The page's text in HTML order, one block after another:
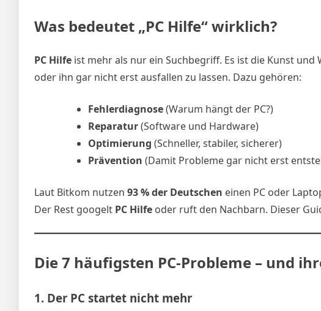
Was bedeutet „PC Hilfe“ wirklich?
PC Hilfe ist mehr als nur ein Suchbegriff. Es ist die Kunst
oder ihn gar nicht erst ausfallen zu lassen. Dazu gehören:
Fehlerdiagnose(Warum hängt der PC?)
Reparatur(Software und Hardware)
Optimierung (Schneller, stabiler, sicherer)
Prävention (Damit Probleme gar nicht erst
Laut Bitkom nutzen 93 % der Deutschen einen PC oder
Der Rest googelt PC Hilfe oder ruft den Nachbarn. Dieser
Die 7 häufigsten PC-Probleme – und
1. Der PC startet nicht mehr